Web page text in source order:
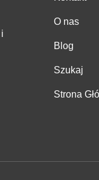
O nas
Blog
Szukaj
Strona